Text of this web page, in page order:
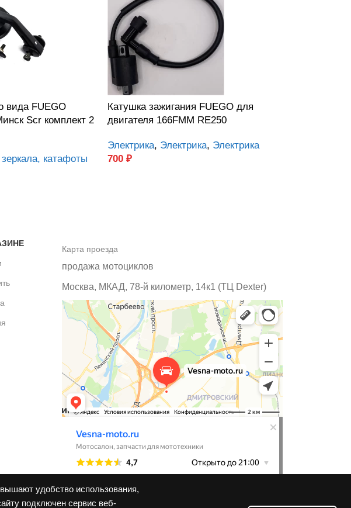
удобство использования,
подключен сервис веб-
вида FUEGO
Scr комплект 2
катафоты
Катушка зажигания FUEGO для
двигателя 166FMM RE250
Электрика, Электрика, Электрика
700 ₽
Карта проезда
продажа мотоциклов
Москва, МКАД, 78-й километр, 14к1 (ТЦ Dexter)